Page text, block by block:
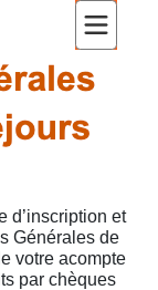
d’inscription et
Générales de
votre acompte
par chèques